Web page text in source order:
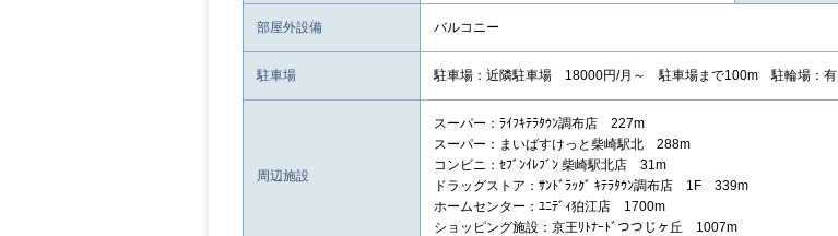
部屋外設備 バルコニー
駐車場 駐車場：近隣駐車場 18000円/月～ 駐車場まで100m 駐輪場：有
周辺施設
スーパー：ﾗｲﾌｷﾃﾗﾀｳﾝ調布店 227m
スーパー：まいばすけっと柴崎駅北 288m
コンビニ：ｾﾌﾞﾝｲﾚﾌﾞﾝ 柴崎駅北店 31m
ドラッグストア：ｻﾝﾄﾞﾗｯｸﾞ ｷﾃﾗﾀｳﾝ調布店 1F 339m
ホームセンター：ﾕﾆﾃﾞｨ狛江店 1700m
ショッピング施設：京王ﾘﾄﾅｰﾄﾞつつじヶ丘 1007m